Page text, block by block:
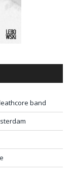
band